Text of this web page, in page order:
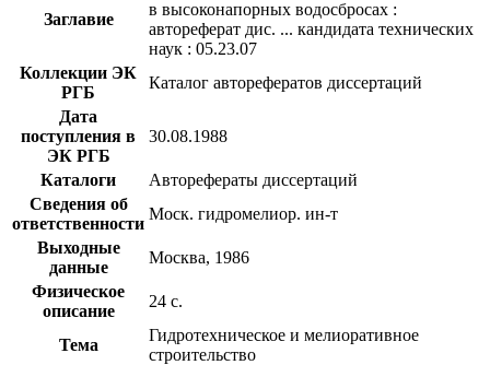
Заглавие
в высоконапорных водосбросах :
автореферат дис. ... кандидата технических
наук : 05.23.07
Коллекции ЭК
РГБ
Каталог авторефератов диссертаций
Дата
поступления в
ЭК РГБ
30.08.1988
Каталоги
Авторефераты диссертаций
Сведения об
ответственности
Моск. гидромелиор. ин-т
Выходные
данные
Москва, 1986
Физическое
описание
24 с.
Тема
Гидротехническое и мелиоративное
строительство